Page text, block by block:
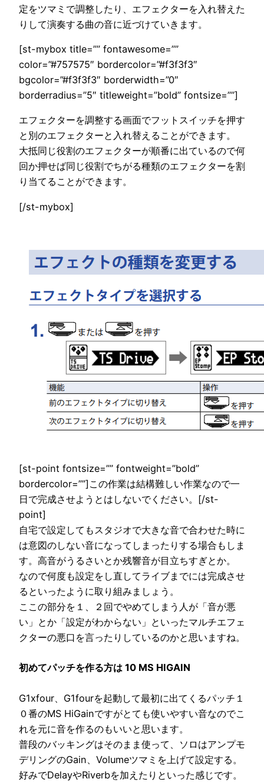
定をツマミで調整したり、エフェクターを入れ替えた
りして演奏する曲の音に近づけていきます。
[st-mybox title=”” fontawesome=””
color=”#757575″ bordercolor=”#f3f3f3″
bgcolor=”#f3f3f3″ borderwidth=”0″
borderradius=”5″ titleweight=”bold” fontsize=””]
エフェクターを調整する画面でフットスイッチを押す
と別のエフェクターと入れ替えることができます。
大抵同じ役割のエフェクターが順番に出ているので何
回か押せば同じ役割でちがる種類のエフェクターを割
り当てることができます。
[/st-mybox]
[st-point fontsize=”” fontweight=”bold”
bordercolor=””]この作業は結構難しい作業なので一
日で完成させようとはしないでください。[/st-
point]
自宅で設定してもスタジオで大きな音で合わせた時に
は意図のしない音になってしまったりする場合もしま
す。高音がうるさいとか残響音が目立ちすぎとか。
なので何度も設定をし直してライブまでには完成させ
るといったように取り組みましょう。
ここの部分を１、２回でやめてしまう人が「音が悪
い」とか「設定がわからない」といったマルチエフェ
クターの悪口を言ったりしているのかと思いますね。
初めてパッチを作る方は 10 MS HIGAIN
G1xfour、G1fourを起動して最初に出てくるパッチ１
０番のMS HiGainですがとても使いやすい音なのでこ
れを元に音を作るのもいいと思います。
普段のバッキングはそのまま使って、ソロはアンプモ
デリングのGain、Volumeツマミを上げて設定する。
好みでDelayやRiverbを加えたりといった感じです。